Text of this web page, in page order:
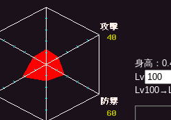
身高：
Lv
Lv100